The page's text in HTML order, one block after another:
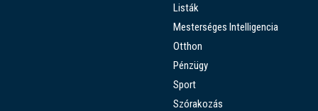
Listák
Mesterséges Intelligencia
Otthon
Pénzügy
Sport
Szórakozás